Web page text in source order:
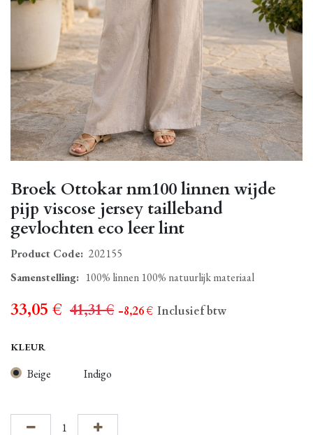
Broek Ottokar nm100 linnen wijde
pijp viscose jersey tailleband
gevlochten eco leer lint
Product Code: 202155
Samenstelling: 100% linnen 100% natuurlijk materiaal
33,05 € 41,31€ - 8,26€ Inclusief btw
KLEUR
Beige Indigo